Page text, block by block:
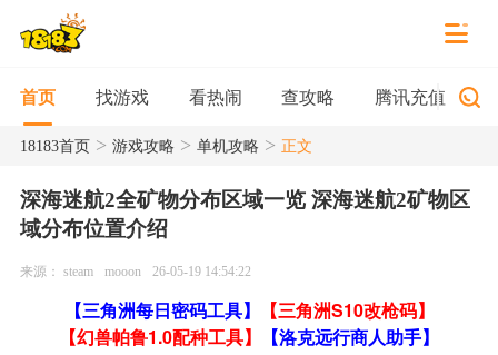
首页 找游戏 看热闹 查攻略 腾讯充值
18183首页> 游戏攻略 > 单机攻略 > 正文
深海迷航2全矿物分布区域一览 深海迷航2矿物区
域分布位置介绍
来源： steam mooon 26-05-19 14:54:22
【三角洲每日密码工具】
【三角洲S10改枪码】
【幻兽帕鲁1.0配种工具】
【洛克远行商人助手】